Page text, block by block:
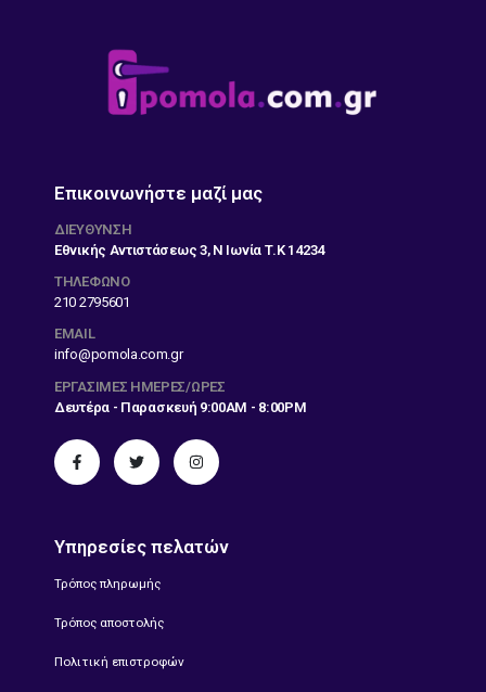
Επικοινωνήστε μαζί μας
ΔΙΕΎΘΥΝΣΗ
Εθνικής Αντιστάσεως 3, Ν Ιωνία Τ.Κ 14234
ΤΗΛΕΦΩΝΟ
210 2795601
EMAIL
info@pomola.com.gr
ΕΡΓΆΣΙΜΕΣ ΗΜΈΡΕΣ/ΏΡΕΣ
Δευτέρα - Παρασκευή 9:00AM - 8:00PM
Υπηρεσίες πελατών
Τρόπος πληρωμής
Τρόπος αποστολής
Πολιτική επιστροφών